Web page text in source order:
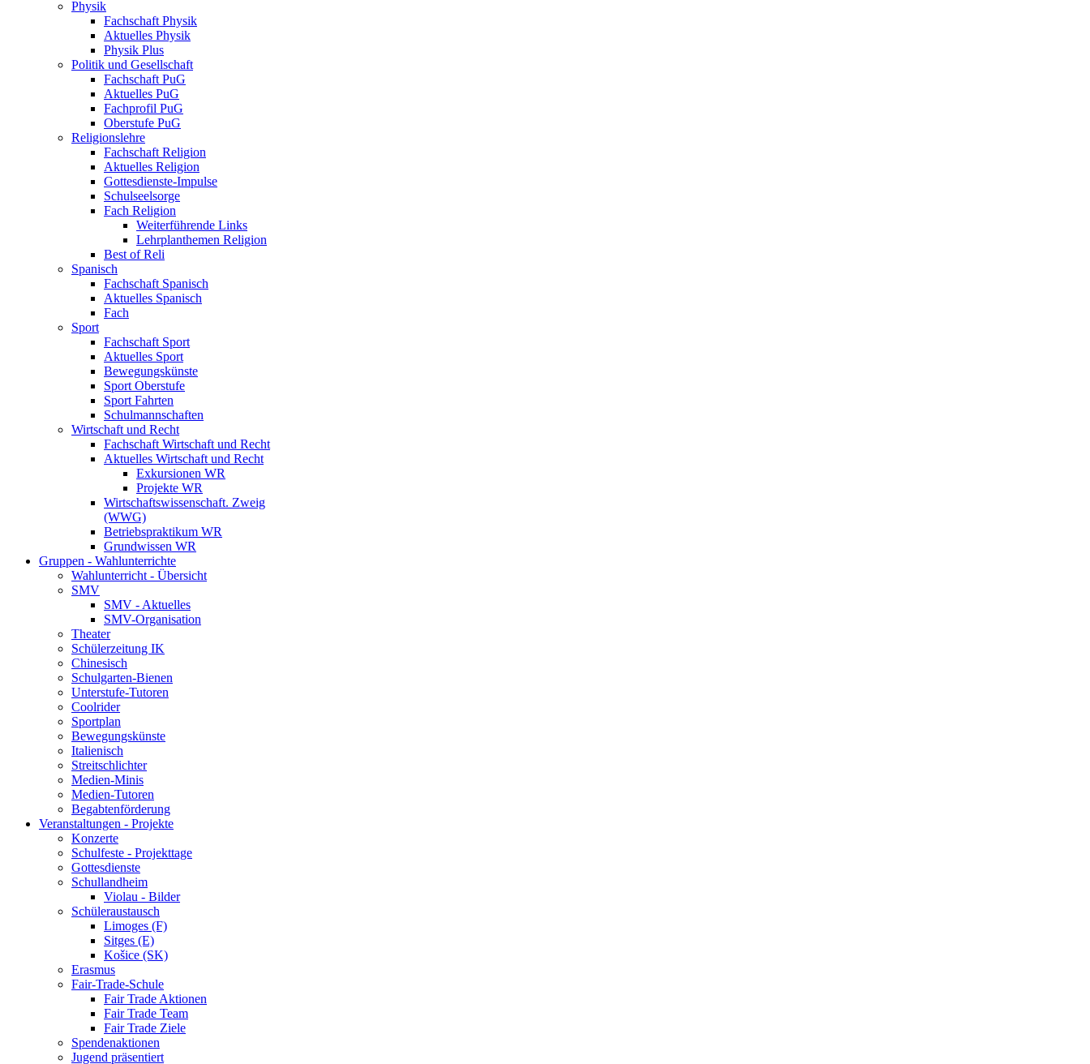
Physik
Fachschaft Physik
Aktuelles Physik
Physik Plus
Politik und Gesellschaft
Fachschaft PuG
Aktuelles PuG
Fachprofil PuG
Oberstufe PuG
Religionslehre
Fachschaft Religion
Aktuelles Religion
Gottesdienste-Impulse
Schulseelsorge
Fach Religion
Weiterführende Links
Lehrplanthemen Religion
Best of Reli
Spanisch
Fachschaft Spanisch
Aktuelles Spanisch
Fach
Sport
Fachschaft Sport
Aktuelles Sport
Bewegungskünste
Sport Oberstufe
Sport Fahrten
Schulmannschaften
Wirtschaft und Recht
Fachschaft Wirtschaft und Recht
Aktuelles Wirtschaft und Recht
Exkursionen WR
Projekte WR
Wirtschaftswissenschaft. Zweig
(WWG)
Betriebspraktikum WR
Grundwissen WR
Gruppen - Wahlunterrichte
Wahlunterricht - Übersicht
SMV
SMV - Aktuelles
SMV-Organisation
Theater
Schülerzeitung IK
Chinesisch
Schulgarten-Bienen
Unterstufe-Tutoren
Coolrider
Sportplan
Bewegungskünste
Italienisch
Streitschlichter
Medien-Minis
Medien-Tutoren
Begabtenförderung
Veranstaltungen - Projekte
Konzerte
Schulfeste - Projekttage
Gottesdienste
Schullandheim
Violau - Bilder
Schüleraustausch
Limoges (F)
Sitges (E)
Košice (SK)
Erasmus
Fair-Trade-Schule
Fair Trade Aktionen
Fair Trade Team
Fair Trade Ziele
Spendenaktionen
Jugend präsentiert